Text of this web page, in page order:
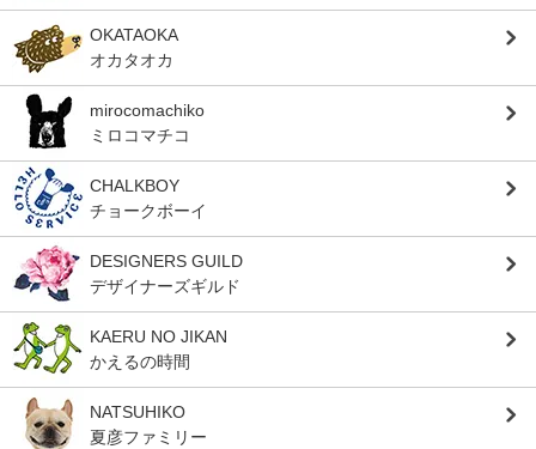
OKATAOKA
オカタオカ
mirocomachiko
ミロコマチコ
CHALKBOY
チョークボーイ
DESIGNERS GUILD
デザイナーズギルド
KAERU NO JIKAN
かえるの時間
NATSUHIKO
夏彦ファミリー